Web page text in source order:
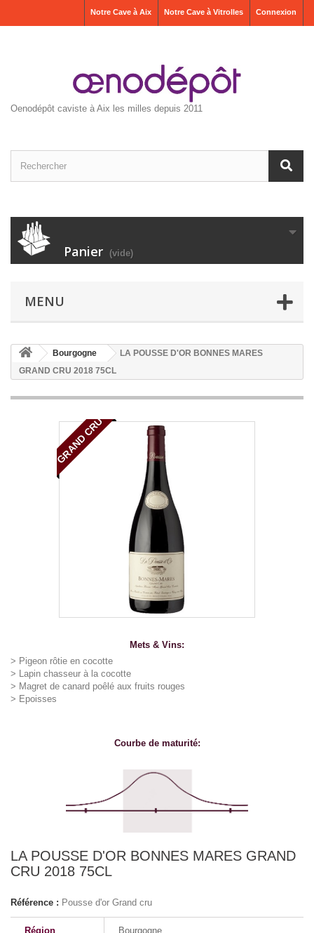
Connexion
Notre Cave à Vitrolles
Notre Cave à Aix
Oenodépôt caviste à Aix les milles depuis 2011
Panier (vide)
MENU
Bourgogne
LA POUSSE D'OR BONNES MARES
GRAND CRU 2018 75CL
GRAND CRU
Mets & Vins:
> Pigeon rôtie en cocotte
> Lapin chasseur à la cocotte
> Magret de canard poêlé aux fruits rouges
> Epoisses
Courbe de maturité:
LA POUSSE D'OR BONNES MARES GRAND
CRU 2018 75CL
Référence : Pousse d'or Grand cru
Région Bourgogne